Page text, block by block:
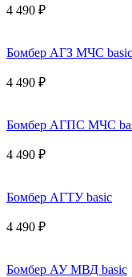
4 490 ₽
Бомбер АГЗ МЧС basic
4 490 ₽
Бомбер АГПС МЧС
4 490 ₽
Бомбер АГТУ basic
4 490 ₽
Бомбер АУ МВД basic